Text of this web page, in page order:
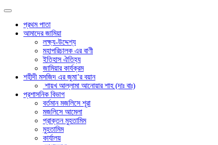
প্রথম পাতা
আমাদের জামিয়া
লক্ষ্য-উদ্দেশ্য
মহাপরিচালক এর বাণী
ইতিহাস ঐতিহ্য
জামিয়ার কার্যক্রম
শহীদী মসজিদ এর জুমা’র বয়ান
শায়খ আল্লামা আনোয়ার শাহ (দাঃ বাঃ)
প্রশাসনিক বিভাগ
বর্তমান মজলিসে শূরা
মজলিসে আমেলা
প্রাক্তন মুহতামিম
মুহতামিম
কার্যালয়